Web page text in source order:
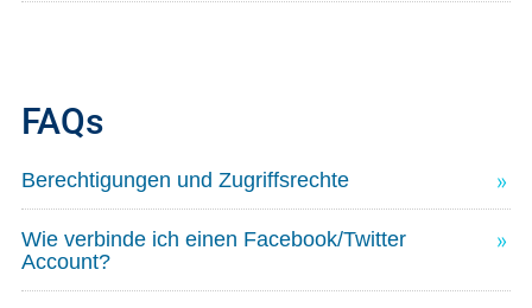
FAQs
Berechtigungen und Zugriffsrechte
Wie verbinde ich einen Facebook/Twitter
Account?